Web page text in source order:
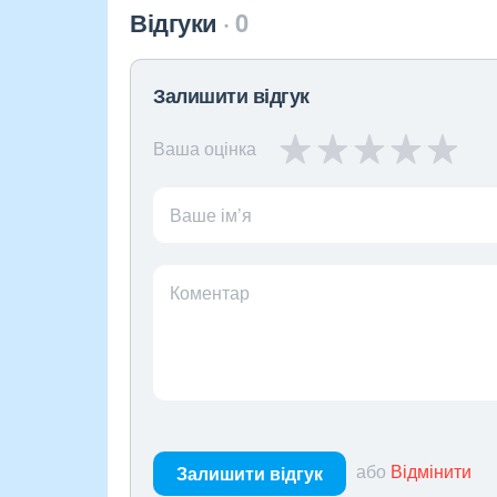
Відгуки 0
Залишити відгук
Ваша оцінка
Ваше ім’я
Коментар
Залишити відгук або Відмінити